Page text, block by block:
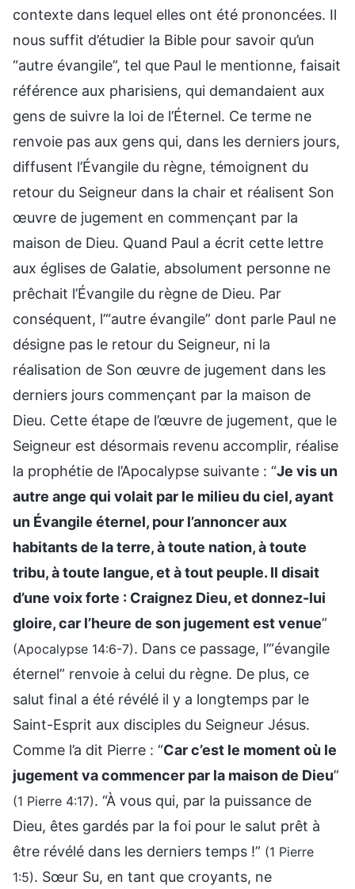
contexte dans lequel elles ont été prononcées. Il
nous suffit d’étudier la Bible pour savoir qu’un
“autre évangile”, tel que Paul le mentionne, faisait
référence aux pharisiens, qui demandaient aux
gens de suivre la loi de l’Éternel. Ce terme ne
renvoie pas aux gens qui, dans les derniers jours,
diffusent l’Évangile du règne, témoignent du
retour du Seigneur dans la chair et réalisent Son
œuvre de jugement en commençant par la
maison de Dieu. Quand Paul a écrit cette lettre
aux églises de Galatie, absolument personne ne
prêchait l’Évangile du règne de Dieu. Par
conséquent, l’“autre évangile” dont parle Paul ne
désigne pas le retour du Seigneur, ni la
réalisation de Son œuvre de jugement dans les
derniers jours commençant par la maison de
Dieu. Cette étape de l’œuvre de jugement, que le
Seigneur est désormais revenu accomplir, réalise
la prophétie de l’Apocalypse suivante : “Je vis un
autre ange qui volait par le milieu du ciel, ayant
un Évangile éternel, pour l’annoncer aux
habitants de la terre, à toute nation, à toute
tribu, à toute langue, et à tout peuple. Il disait
d’une voix forte : Craignez Dieu, et donnez-lui
gloire, car l’heure de son jugement est venue”
(Apocalypse 14:6-7). Dans ce passage, l’“évangile
éternel” renvoie à celui du règne. De plus, ce
salut final a été révélé il y a longtemps par le
Saint-Esprit aux disciples du Seigneur Jésus.
Comme l’a dit Pierre : “Car c’est le moment où le
jugement va commencer par la maison de Dieu”
(1 Pierre 4:17). “À vous qui, par la puissance de
Dieu, êtes gardés par la foi pour le salut prêt à
être révélé dans les derniers temps !” (1 Pierre
1:5). Sœur Su, en tant que croyants, ne